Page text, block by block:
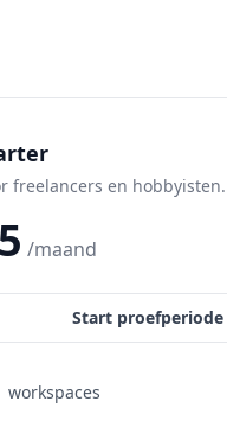
freelancers en hobbyisten.
5 /maand
Start proefperiode
workspaces